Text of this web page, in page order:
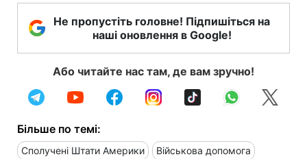
Не пропустіть головне! Підпишіться на
наші оновлення в Google!
Або читайте нас там, де вам зручно!
Більше по темі:
Сполучені Штати Америки Військова допомога